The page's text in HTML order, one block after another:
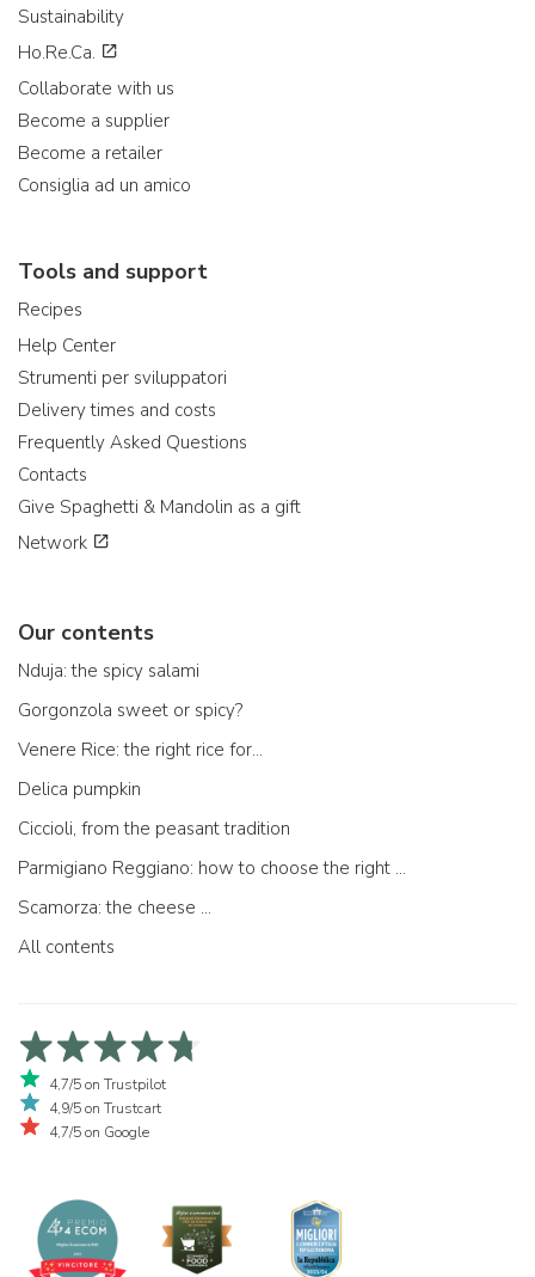
Sustainability
Ho.Re.Ca.
Collaborate with us
Become a supplier
Become a retailer
Consiglia ad un amico
Tools and support
Recipes
Help Center
Strumenti per sviluppatori
Delivery times and costs
Frequently Asked Questions
Contacts
Give Spaghetti & Mandolin as a gift
Network
Our contents
Nduja: the spicy salami
Gorgonzola sweet or spicy?
Venere Rice: the right rice for...
Delica pumpkin
Ciccioli, from the peasant tradition
Parmigiano Reggiano: how to choose the right one
Scamorza: the cheese ...
All contents
4,7/5 on Trustpilot
4,9/5 on Trustcart
4,7/5 on Google